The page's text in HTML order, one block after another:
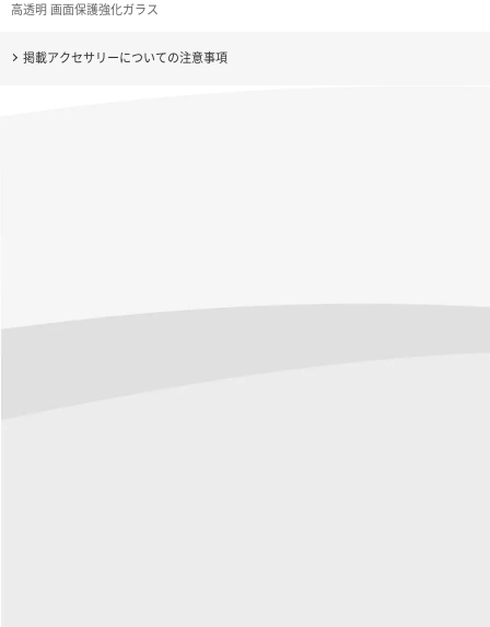
高透明 画面保護強化ガラス
掲載アクセサリーについての注意事項